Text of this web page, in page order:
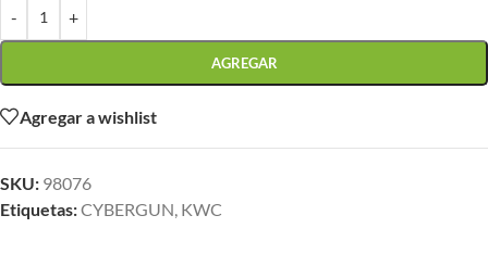
- +
AGREGAR
Agregar a wishlist
SKU: 98076
Etiquetas:CYBERGUN, KWC